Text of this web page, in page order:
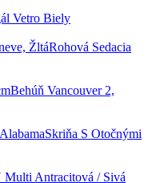
Vetro Biely
Rohová Sedacia
Behúň Vancouver 2,
Skriňa S Otočnými